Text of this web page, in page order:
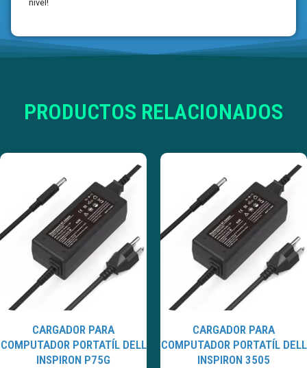
nivel!
PRODUCTOS RELACIONADOS
CARGADOR PARA
COMPUTADOR PORTATÍL DELL
INSPIRON P75G
CARGADOR PARA
COMPUTADOR PORTATÍL DELL
INSPIRON 3505